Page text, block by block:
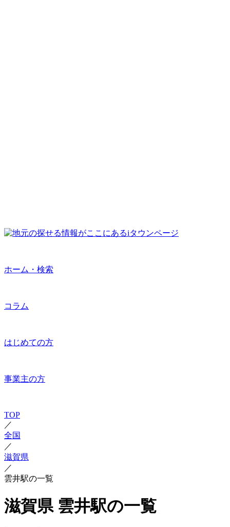
ホーム・検索
コラム
はじめての方
事業主の方
TOP
／
全国
／
滋賀県
／
雲井駅の一覧
滋賀県 雲井駅の一覧